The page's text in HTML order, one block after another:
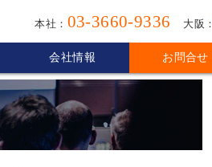
本社： 03-3660-9336 大阪：
会社情報 お問合せ